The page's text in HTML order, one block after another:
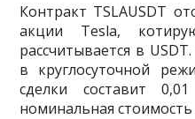
Контракт TSLAUSDT
акции Tesla,
рассчитывается в
в круглосуточной
сделки составит
номинальная